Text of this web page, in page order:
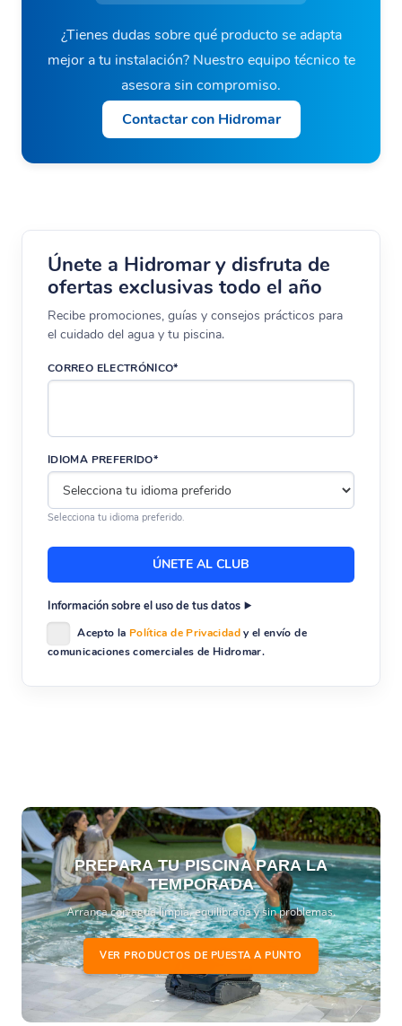
¿Tienes dudas sobre qué producto se adapta
mejor a tu instalación? Nuestro equipo técnico te
asesora sin compromiso.
Contactar con Hidromar
Únete a Hidromar y disfruta de
ofertas exclusivas todo el año
Recibe promociones, guías y consejos prácticos para
el cuidado del agua y tu piscina.
CORREO ELECTRÓNICO*
IDIOMA PREFERIDO*
Selecciona tu idioma preferido.
Información sobre el uso de tus datos
Acepto la Política de Privacidady el envío de
comunicaciones comerciales de Hidromar.
PREPARA TU PISCINA PARA LA
TEMPORADA
Arranca con agua limpia, equilibrada y sin problemas.
VER PRODUCTOS DE PUESTA A PUNTO